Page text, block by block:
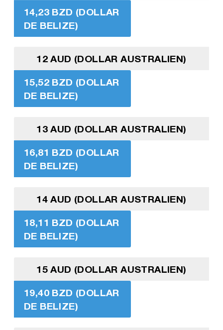
14,23 BZD (DOLLAR
DE BELIZE)
12 AUD (DOLLAR AUSTRALIEN)
15,52 BZD (DOLLAR
DE BELIZE)
13 AUD (DOLLAR AUSTRALIEN)
16,81 BZD (DOLLAR
DE BELIZE)
14 AUD (DOLLAR AUSTRALIEN)
18,11 BZD (DOLLAR
DE BELIZE)
15 AUD (DOLLAR AUSTRALIEN)
19,40 BZD (DOLLAR
DE BELIZE)